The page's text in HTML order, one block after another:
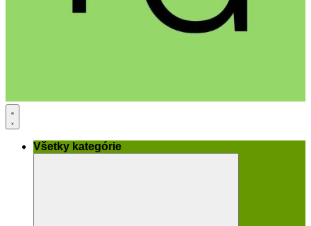
Všetky kategórie